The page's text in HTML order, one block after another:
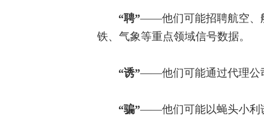
“聘”——他们可能招聘航空、
铁、气象等重点领域信号数据。
“诱”——他们可能通过代理公
“骗”——他们可能以蝇头小利